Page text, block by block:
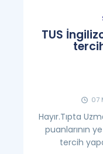
TUS
07
Hayır.Tıpta
puanlarının
tercih